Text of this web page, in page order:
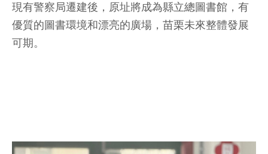
現有警察局遷建後，原址將成為縣立總圖書館，有
優質的圖書環境和漂亮的廣場，苗栗未來整體發展
可期。